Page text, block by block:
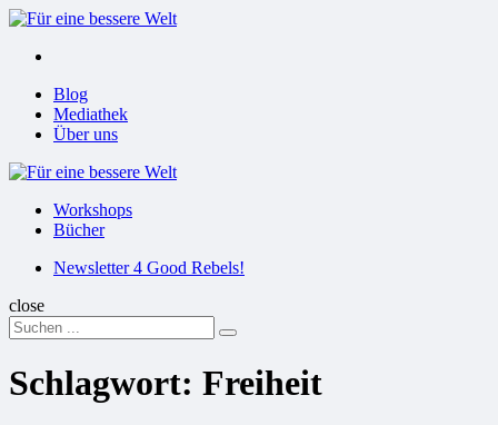
Menu
Menu
Blog
Mediathek
Über uns
Für
Workshops
Bücher
SuchenNewsletter 4 Good Rebels!
close
Search
for:
Suchen
Schlagwort: Freiheit